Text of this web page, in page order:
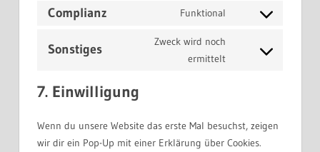
matomo
Complianz Funktional
Consent
service
Sonstiges
Zweck wird noch
ermittelt
Consent
7. Einwilligung
Wenn du unsere Website das erste Mal besuchst, zeigen
wir dir ein Pop-Up mit einer Erklärung über Cookies.